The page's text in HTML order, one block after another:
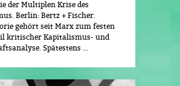
der Multiplen Krise des
Berlin: Bertz + Fischer.
gehört seit Marx zum festen
kritischer Kapitalismus- und
Spätestens ...